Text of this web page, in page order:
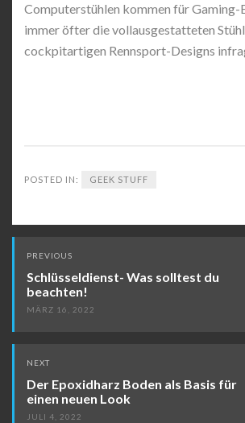
Computerstühlen kommen für Gaming-
immer öfter die vollausgestatteten
cockpitartigen Rennsport-Designs
POSTED IN: GEEK STUFF
Post
navigation
PREVIOUS
Schlüsseldienst- Was solltest du
beachten!
MÄRZ 16, 2022
NEXT
Der Epoxidharz Boden als Basis für
einen neuen Look
JULI 4, 2022